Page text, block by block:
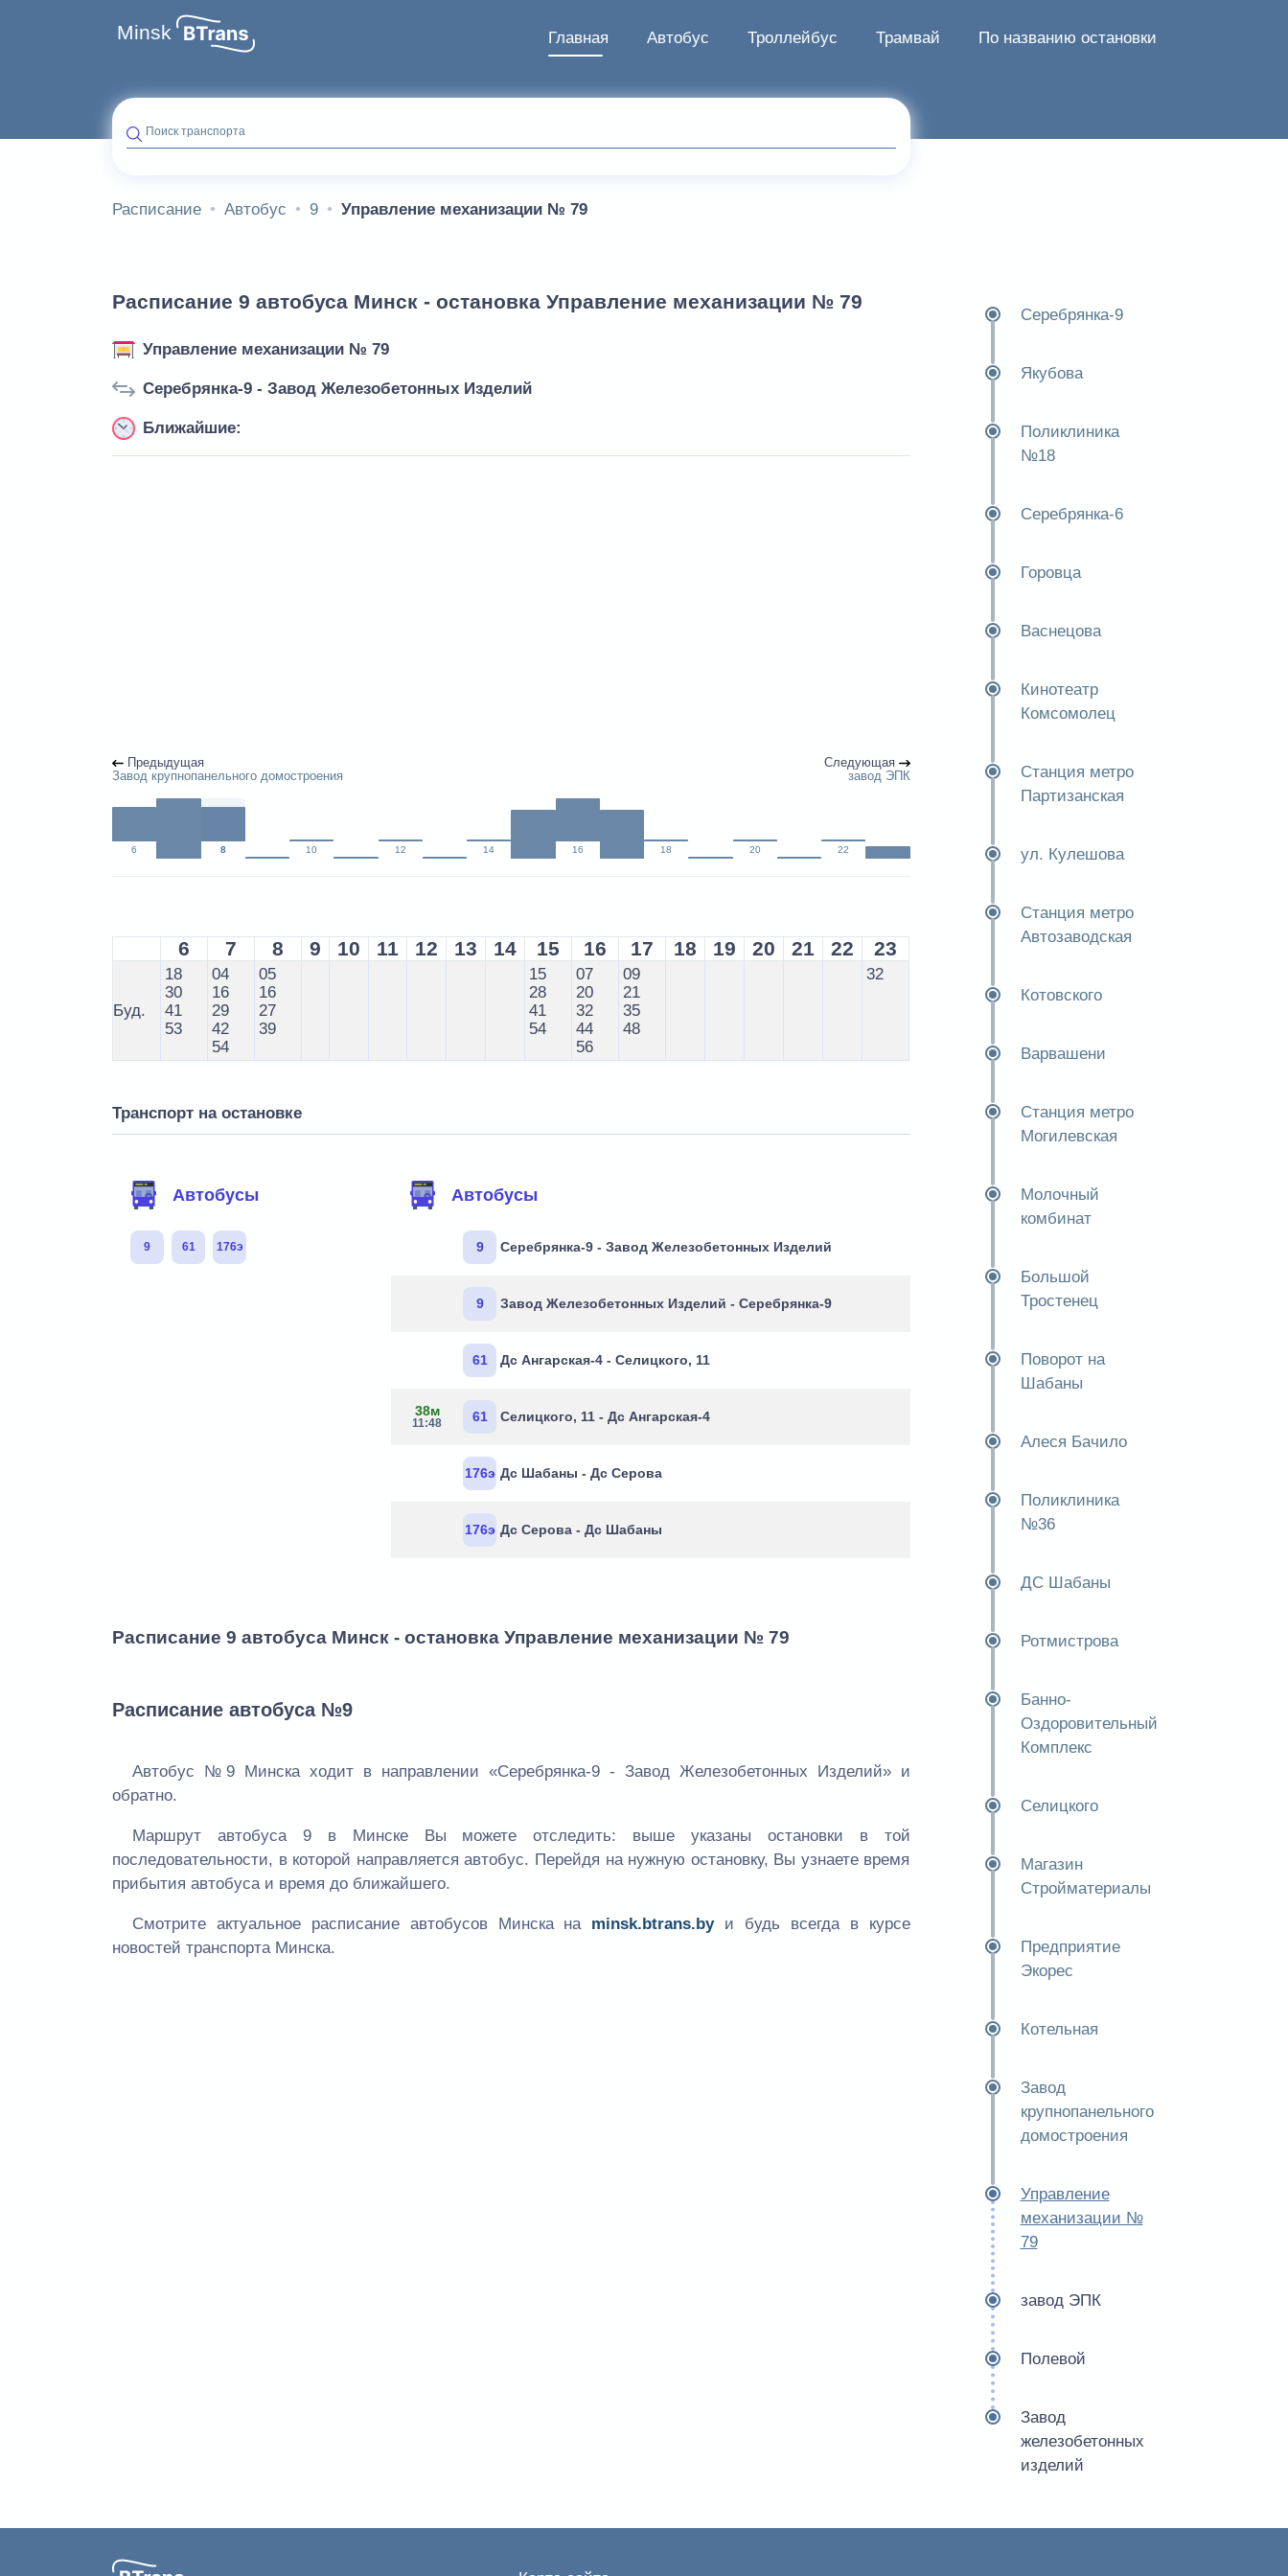
Minsk Главная Автобус Троллейбус Трамвай По названию остановки
Поиск транспорта
Расписание Автобус 9 Управление механизации № 79
Расписание 9 автобуса Минск - остановка Управление механизации № 79
Управление механизации № 79
Серебрянка-9 - Завод Железобетонных Изделий
Ближайшие:
Предыдущая
Завод крупнопанельного домостроения
Следующая
завод ЭПК
6 8 10 12 14 16 18 20 22
6 7 8 9 10 11 12 13 14 15 16 17 18 19 20 21 22 23
Буд.
18
30
41
53
04
16
29
42
54
05
16
27
39
15
28
41
54
07
20
32
44
56
09
21
35
48
32
Транспорт на остановке
Автобусы
9 61 176э
Автобусы
9 Серебрянка-9 - Завод Железобетонных Изделий
9 Завод Железобетонных Изделий - Серебрянка-9
61 Дс Ангарская-4 - Селицкого, 11
38м
11:48 61 Селицкого, 11 - Дс Ангарская-4
176э Дс Шабаны - Дс Серова
176э Дс Серова - Дс Шабаны
Расписание 9 автобуса Минск - остановка Управление механизации № 79
Расписание автобуса №9
Автобус №9 Минска ходит в направлении «Серебрянка-9 - Завод Железобетонных Изделий» и
обратно.
Маршрут автобуса 9 в Минске Вы можете отследить: выше указаны остановки в той
последовательности, в которой направляется автобус. Перейдя на нужную остановку, Вы узнаете время
прибытия автобуса и время до ближайшего.
Смотрите актуальное расписание автобусов Минска на minsk.btrans.byи будь всегда в курсе
новостей транспорта Минска.
Серебрянка-9
Якубова
Поликлиника
№18
Серебрянка-6
Горовца
Васнецова
Кинотеатр
Комсомолец
Станция метро
Партизанская
ул. Кулешова
Станция метро
Автозаводская
Котовского
Варвашени
Станция метро
Могилевская
Молочный
комбинат
Большой
Тростенец
Поворот на
Шабаны
Алеся Бачило
Поликлиника
№36
ДС Шабаны
Ротмистрова
Банно-
Оздоровительный
Комплекс
Селицкого
Магазин
Стройматериалы
Предприятие
Экорес
Котельная
Завод
крупнопанельного
домостроения
Управление
механизации №
79
завод ЭПК
Полевой
Завод
железобетонных
изделий